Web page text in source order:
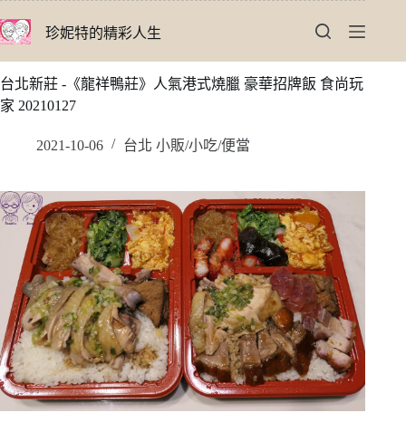
至
要
內
珍妮特的精彩人生
台北新莊 -《龍祥鴨莊》人氣港式燒臘 豪華招牌飯 食尚玩
家 20210127
2021-10-06 台北 小販/小吃/便當